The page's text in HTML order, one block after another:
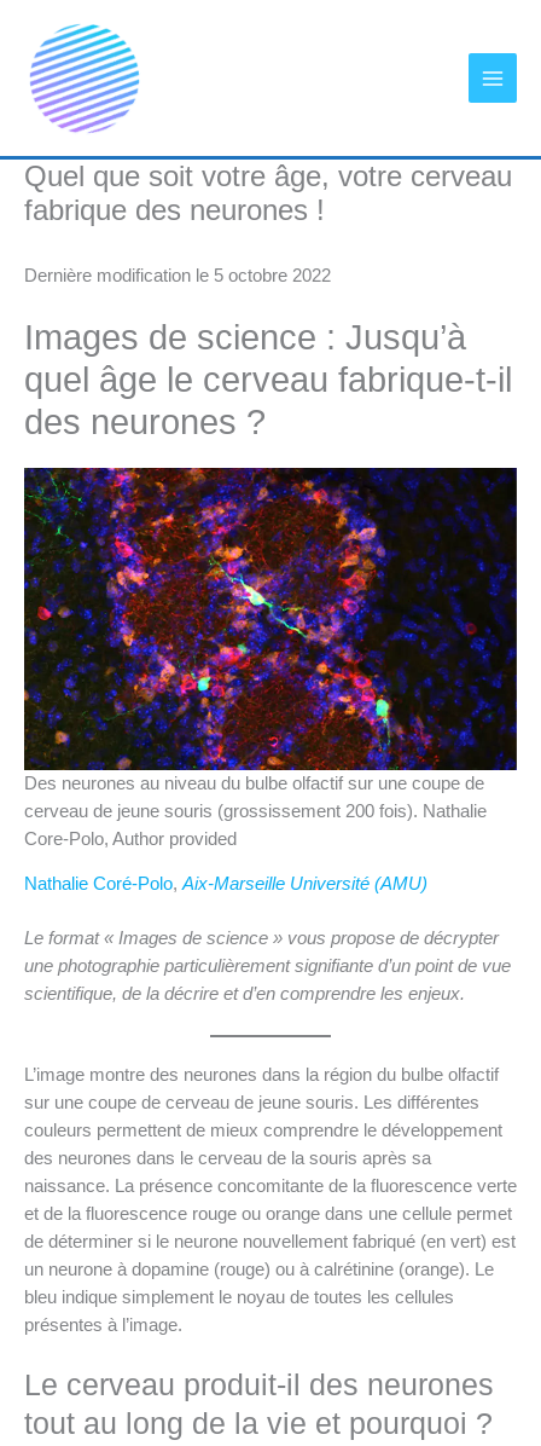
contenu
Quel que soit votre âge, votre cerveau
fabrique des neurones !
Dernière modification le 5 octobre 2022
Images de science : Jusqu’à
quel âge le cerveau fabrique-t-il
des neurones ?
Des neurones au niveau du bulbe olfactif sur une coupe de
cerveau de jeune souris (grossissement 200 fois). Nathalie
Core-Polo, Author provided
Nathalie Coré-Polo,Aix-Marseille Université (AMU)
Le format « Images de science » vous propose de décrypter
une photographie particulièrement signifiante d’un point de vue
scientifique, de la décrire et d’en comprendre les enjeux.
L’image montre des neurones dans la région du bulbe olfactif
sur une coupe de cerveau de jeune souris. Les différentes
couleurs permettent de mieux comprendre le développement
des neurones dans le cerveau de la souris après sa
naissance. La présence concomitante de la fluorescence verte
et de la fluorescence rouge ou orange dans une cellule permet
de déterminer si le neurone nouvellement fabriqué (en vert) est
un neurone à dopamine (rouge) ou à calrétinine (orange). Le
bleu indique simplement le noyau de toutes les cellules
présentes à l’image.
Le cerveau produit-il des neurones
tout au long de la vie et pourquoi ?